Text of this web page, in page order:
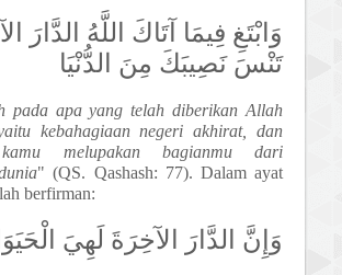
وَابْتَغِ فِيمَا آتَاكَ اللَّهُ الدَّارَ
تَنْسَ نَصِيبَكَ مِنَ الدُّنْيَا
pada apa yang telah diberikan Allah
kebahagiaan negeri akhirat, dan
melupakan bagianmu dari
" (QS. Qashash: 77). Dalam ayat
berfirman:
وَإِنَّ الدَّارَ الآخِرَةَ لَهِيَ